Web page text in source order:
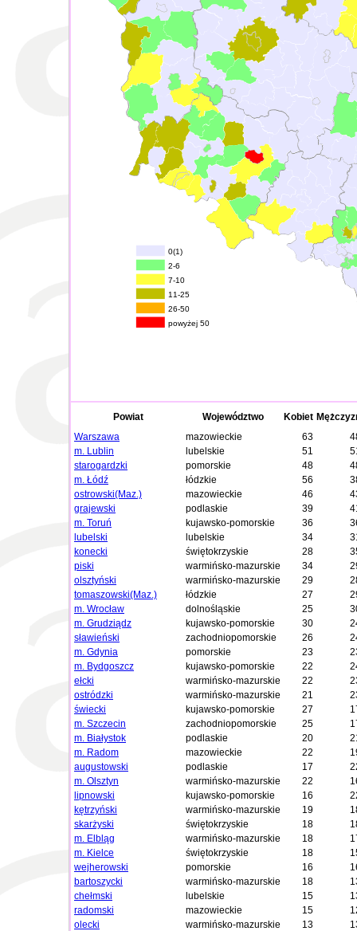
0(1)
2-6
7-10
11-25
26-50
powyżej 50
Powiat Województwo Kobiet
Warszawa
mazowieckie 63
m. Lublin
lubelskie 51
starogardzki
pomorskie 48
m. Łódź
łódzkie 56
ostrowski(Maz.)
mazowieckie 46
grajewski
podlaskie 39
m. Toruń
kujawsko-pomorskie 36
lubelski
lubelskie 34
konecki
świętokrzyskie 28
piski
warmińsko-mazurskie 34
olsztyński
warmińsko-mazurskie 29
tomaszowski(Maz.)
łódzkie 27
m. Wrocław
dolnośląskie 25
m. Grudziądz
kujawsko-pomorskie 30
sławieński
zachodniopomorskie 26
m. Gdynia
pomorskie 23
m. Bydgoszcz
kujawsko-pomorskie 22
ełcki
warmińsko-mazurskie 22
ostródzki
warmińsko-mazurskie 21
świecki
kujawsko-pomorskie 27
m. Szczecin
zachodniopomorskie 25
m. Białystok
podlaskie 20
m. Radom
mazowieckie 22
augustowski
podlaskie 17
m. Olsztyn
warmińsko-mazurskie 22
lipnowski
kujawsko-pomorskie 16
kętrzyński
warmińsko-mazurskie 19
skarżyski
świętokrzyskie 18
m. Elbląg
warmińsko-mazurskie 18
m. Kielce
świętokrzyskie 18
wejherowski
pomorskie 16
bartoszycki
warmińsko-mazurskie 18
chełmski
lubelskie 15
radomski
mazowieckie 15
olecki
warmińsko-mazurskie 13